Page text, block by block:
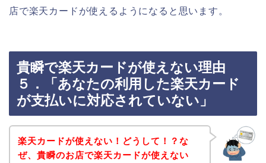
店で楽天カードが使えるようになると思います。
貴瞬で楽天カードが使えない理由
５．「あなたの利用した楽天カード
が支払いに対応されていない」
楽天カードが使えない！どうして！？な
ぜ、貴瞬のお店で楽天カードが使えない